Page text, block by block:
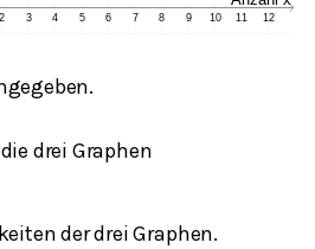
drei Graphen
der drei Graphen.